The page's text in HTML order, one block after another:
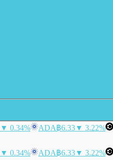
▼ 0.34% ADA฿6.33▼ 3.22%
▼ 0.34% ADA฿6.33▼ 3.22%